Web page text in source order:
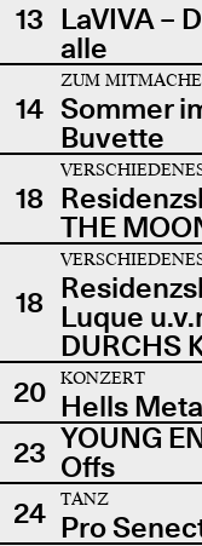
13 LaVIVA –
alle
14
ZUM
Sommer
Buvette
18
THE
18 Luque
DURCHS
20
KONZERT
Hells
23 YOUNG
Offs
24
TANZ
Pro